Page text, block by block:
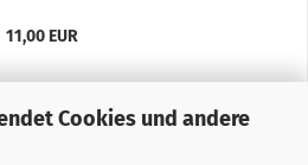
Cookies und andere
11,00 EUR